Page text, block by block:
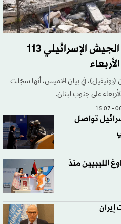
«يونيفيل» تسجّل إطلاق الجيش الإسرائيلي 113
(يونيفيل)، في بيان الخميس، أنها سجّلت
تواصل
الليبيين منذ
إيران